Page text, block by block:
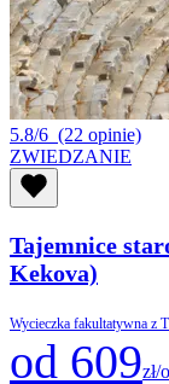
5.8/6 (22 opinie)
ZWIEDZANIE
Tajemnice
Kekova)
Wycieczka fakultatywna z
od 609zł/